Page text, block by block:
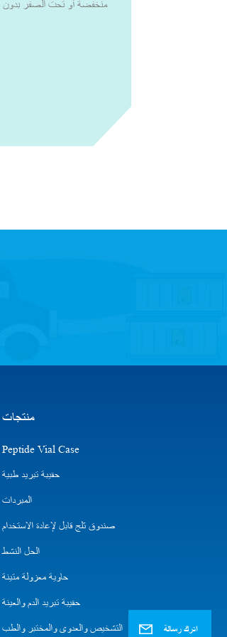
منخفضة أو تحت الصفر بدون
2 إلى 8 درجات
أنظمة التبريد النشطة
منتجات
Peptide Vial Case
حقيبة تبريد طبية
المبردات
صندوق ثلج قابل لإعادة الاستخدام
الحل النشط
حاوية معزولة متينة
حقيبة تبريد الدم والعينة
التشخيص والعدوى والمختبر والطب اترك رسالة